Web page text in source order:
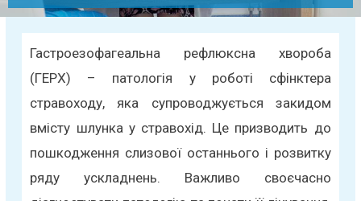
Гастроезофагеальна рефлюксна хвороба
(ГЕРХ) – патологія у роботі сфінктера
стравоходу, яка супроводжується закидом
вмісту шлунка у стравохід. Це призводить до
пошкодження слизової останнього і розвитку
ряду ускладнень. Важливо своєчасно